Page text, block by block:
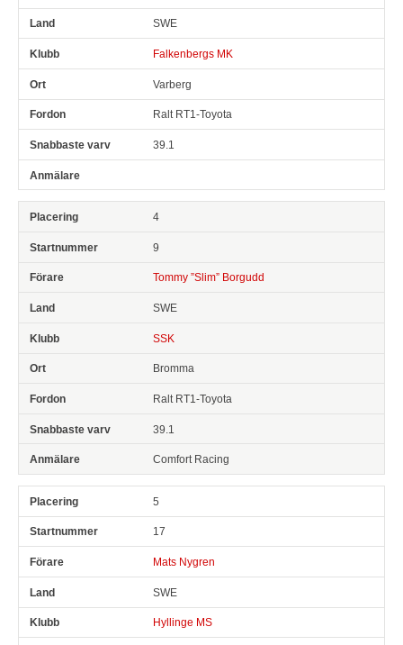
SWE
Falkenbergs MK
Varberg
Ralt RT1-Toyota
39.1
4
9
Tommy ”Slim” Borgudd
SWE
SSK
Bromma
Ralt RT1-Toyota
39.1
Comfort Racing
5
17
Mats Nygren
SWE
Hyllinge MS